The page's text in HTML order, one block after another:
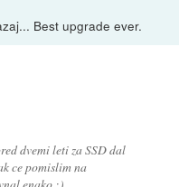
Best upgrade ever.
dvemi leti za SSD dal
ce pomislim na